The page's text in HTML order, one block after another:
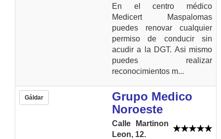
En el centro médico
Medicert Maspalomas
puedes renovar cualquier
permiso de conducir sin
acudir a la DGT. Asi mismo
puedes realizar
reconocimientos m...
Gáldar
Grupo Medico
Noroeste
Calle Martinon
Leon, 12.